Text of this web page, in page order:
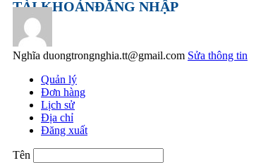
TÀI KHOẢNĐĂNG NHẬP
Nghĩa duongtrongnghia.tt@gmail.com Sửa thông tin
Quản lý
Đơn hàng
Lịch sử
Địa chỉ
Đăng xuất
Tên